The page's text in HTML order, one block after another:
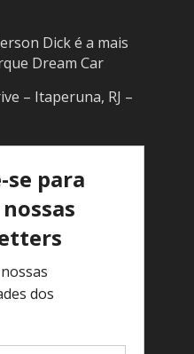
Dick é a mais
Dream Car
– Itaperuna, RJ –